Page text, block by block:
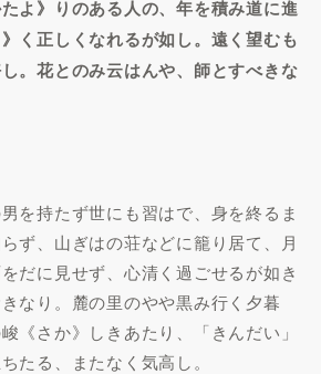
よ》りのある人の、年を積み道に進
く正しくなれるが如し。遠く望むも
。花とのみ云はんや、師とすべきな
を持たず世にも習はで、身を終るま
ず、山ぎはの荘などに籠り居て、月
だに見せず、心清く過ごせるが如き
なり。麓の里のやや黒み行く夕暮
《さか》しきあたり、「きんだい」
たる、またなく気高し。